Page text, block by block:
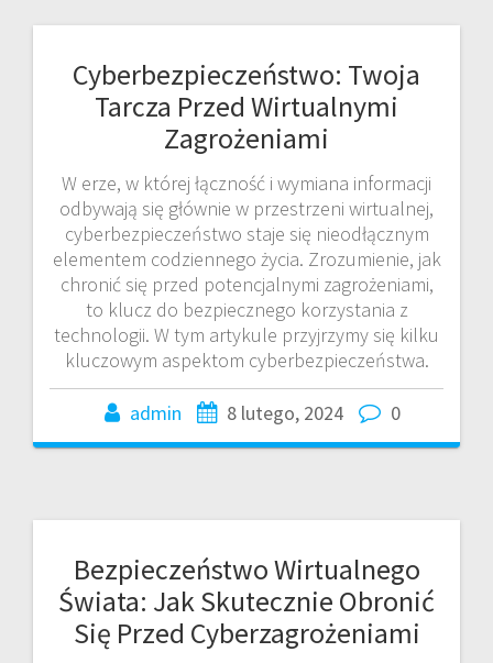
Cyberbezpieczeństwo: Twoja
Tarcza Przed Wirtualnymi
Zagrożeniami
W erze, w której łączność i wymiana informacji
odbywają się głównie w przestrzeni wirtualnej,
cyberbezpieczeństwo staje się nieodłącznym
elementem codziennego życia. Zrozumienie, jak
chronić się przed potencjalnymi zagrożeniami,
to klucz do bezpiecznego korzystania z
technologii. W tym artykule przyjrzymy się kilku
kluczowym aspektom cyberbezpieczeństwa.
admin 8 lutego, 2024 0
Bezpieczeństwo Wirtualnego
Świata: Jak Skutecznie Obronić
Się Przed Cyberzagrożeniami